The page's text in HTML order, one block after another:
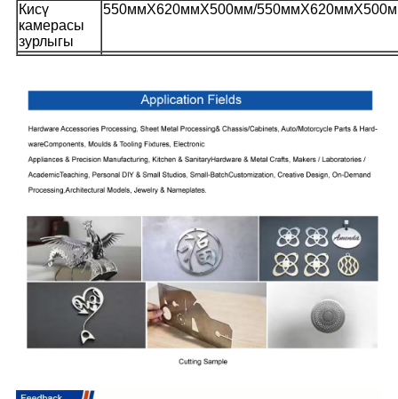
Кисү
камерасы
зурлыгы
550ммX620ммX500мм/